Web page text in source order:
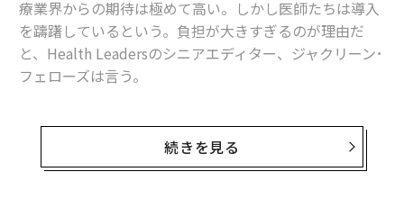
療業界からの期待は極めて高い。しかし医師たちは導入
を躊躇しているという。負担が大きすぎるのが理由だ
と、Health Leadersのシニアエディター、ジャクリーン･
フェローズは言う。
医師のジョセフ･ クヴェダーは、ウェアラブルを導入し
なければというプレッシャーを感じている。しかし導入
のための支援はほとんどない。「高齢化で糖尿病や高血
続きを見る